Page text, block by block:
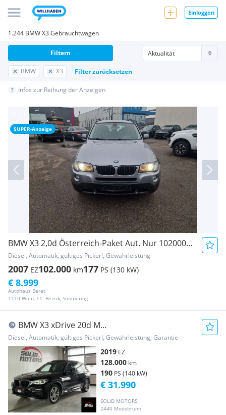
Einloggen
1.244 BMW X3 Gebrauchtwagen
BMW X3 Filter zurücksetzen
Filtern
Infos zur Reihung der Anzeigen
SUPER-Anzeige
BMW X3 2,0d Österreich-Paket Aut. Nur 102000 km
Diesel, Automatik, gültiges Pickerl, Gewährleistung
2007 EZ102.000 km177 PS (130 kW)
Autohaus Berat
1110 Wien, 11. Bezirk, Simmering
€ 8.999
BMW X3 xDrive 20d M
Sport**VERKAUFT**/Pano/HUD/360°...
Diesel, Automatik, gültiges Pickerl, Gewährleistung, Garantie
2019 EZ
128.000 km
190 PS (140 kW)
SOLID MOTORS
2440 Moosbrunn
€ 31.990